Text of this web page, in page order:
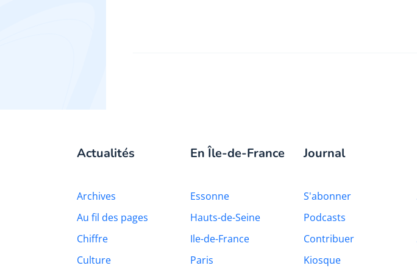
Actualités
Archives
Au fil des pages
Chiffre
Culture
En Île-de-France
Essonne
Hauts-de-Seine
Ile-de-France
Paris
Journal
S'abonner
Podcasts
Contribuer
Kiosque